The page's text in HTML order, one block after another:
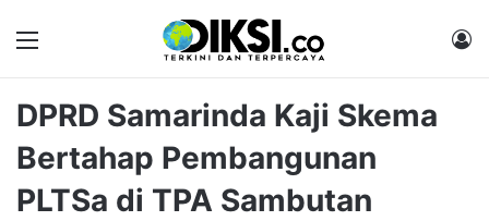
Menu
DPRD Samarinda Kaji Skema
Bertahap Pembangunan
PLTSa di TPA Sambutan